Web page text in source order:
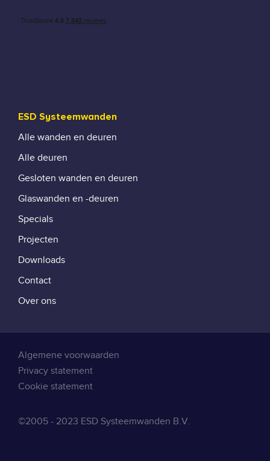
ESD Systeemwanden
Alle wanden en deuren
Alle deuren
Gesloten wanden en deuren
Glaswanden en -deuren
Specials
Projecten
Downloads
Contact
Over ons
Juridisch
Algemene voorwaarden
Privacy statement
Cookie statement
©2005 - 2023 ESD Systeemwanden B.V.